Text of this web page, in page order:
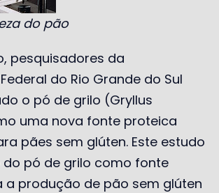
do pão
pesquisadores da
do Rio Grande do Sul
o pó de grilo (Gryllus
uma nova fonte proteica
pães sem glúten. Este estudo
do pó de grilo como fonte
a produção de pão sem glúten